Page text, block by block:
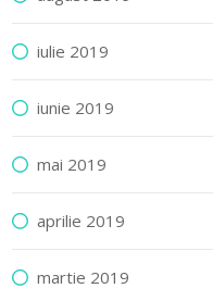
iulie 2019
iunie 2019
mai 2019
aprilie 2019
martie 2019